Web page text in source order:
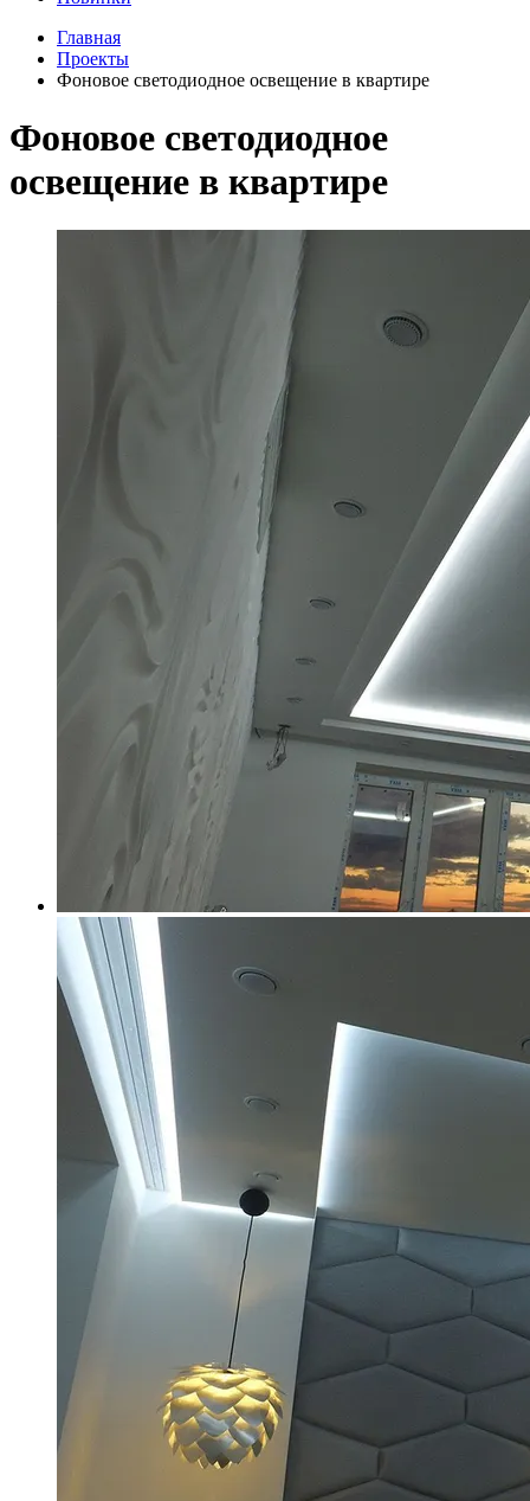
Главная
Проекты
Фоновое светодиодное освещение в квартире
Фоновое светодиодное
освещение в квартире